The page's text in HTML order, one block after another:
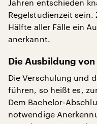
Jahren entschieden
Regelstudienzeit
Hälfte aller Fälle ein
anerkannt.
Die Ausbildung
Die Verschulung und
führen, so heißt es,
Dem Bachelor-
notwendige